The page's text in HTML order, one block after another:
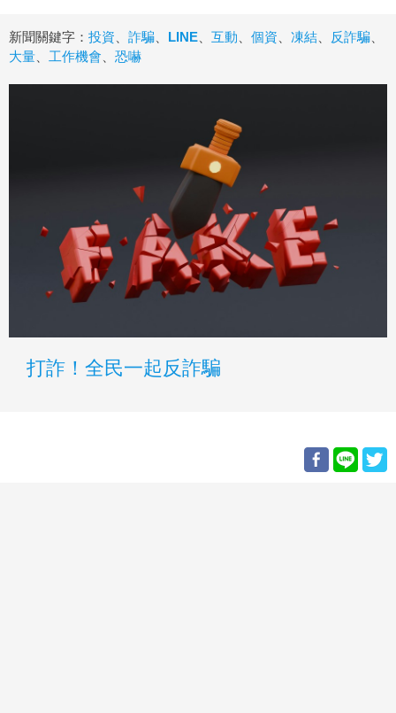
新聞關鍵字： 投資 詐騙 LINE 互動 個資 凍結 反詐騙
大量
工作機會 恐嚇
打詐！全民一起反詐騙